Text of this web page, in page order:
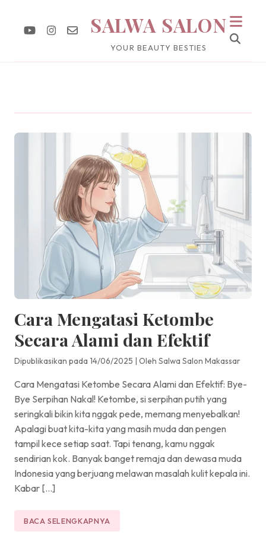
SALWA SALON
YOUR BEAUTY BESTIES
Cara Mengatasi Ketombe
Secara Alami dan Efektif
Dipublikasikan pada 14/06/2025 | Oleh Salwa Salon Makassar
Cara Mengatasi Ketombe Secara Alami dan Efektif: Bye-
Bye Serpihan Nakal! Ketombe, si serpihan putih yang
seringkali bikin kita nggak pede, memang menyebalkan!
Apalagi buat kita-kita yang masih muda dan pengen
tampil kece setiap saat. Tapi tenang, kamu nggak
sendirian kok. Banyak banget remaja dan dewasa muda
Indonesia yang berjuang melawan masalah kulit kepala ini.
Kabar […]
BACA SELENGKAPNYA